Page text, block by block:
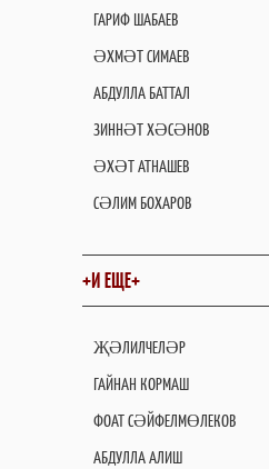
ГАРИФ ШАБАЕВ
ӘХМӘТ СИМАЕВ
АБДУЛЛА БАТТАЛ
ЗИННӘТ ХӘСӘНОВ
ӘХӘТ АТНАШЕВ
СӘЛИМ БОХАРОВ
+И ЕЩЕ+
ҖӘЛИЛЧЕЛӘР
ГАЙНАН КОРМАШ
ФОАТ СӘЙФЕЛМӨЛЕКОВ
АБДУЛЛА АЛИШ